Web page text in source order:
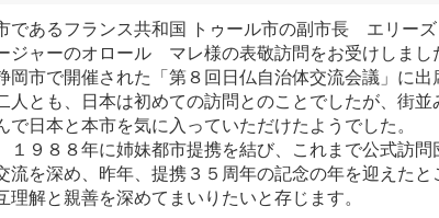
であるフランス共和国 トゥール市の副市長 エリー
ジャーのオロール マレ様の表敬訪問をお受けしまし
市で開催された「第８回日仏自治体交流会議」に出
人とも、日本は初めての訪問とのことでしたが、街
で日本と本市を気に入っていただけたようでした。
９８８年に姉妹都市提携を結び、これまで公式訪問
流を深め、昨年、提携３５周年の記念の年を迎えたと
解と親善を深めてまいりたいと存じます。